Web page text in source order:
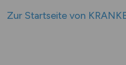
Zur Startseite von